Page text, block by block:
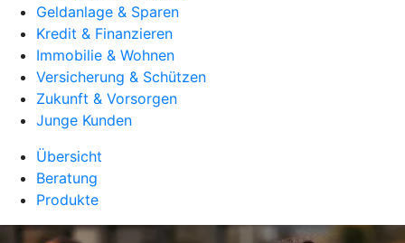
Geldanlage & Sparen
Kredit & Finanzieren
Immobilie & Wohnen
Versicherung & Schützen
Zukunft & Vorsorgen
Junge Kunden
Übersicht
Beratung
Produkte